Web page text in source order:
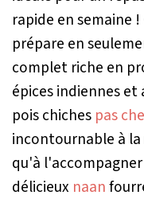
rapide en semaine
prépare en
complet riche en
épices indiennes et
pois chiches pas
incontournable à la
qu'à
délicieux naan